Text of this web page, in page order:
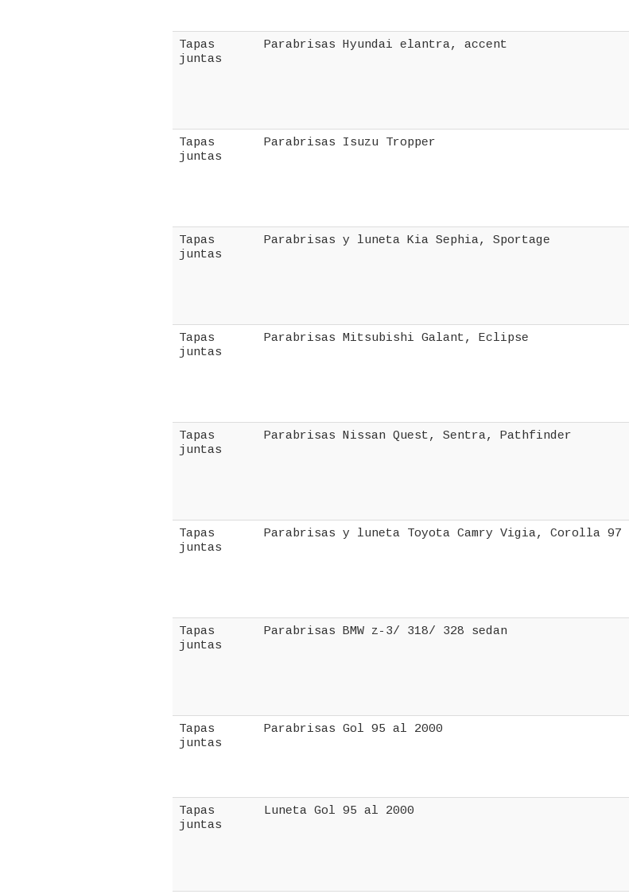
Tapas
juntas
Parabrisas Hyundai elantra, accent
Tapas
juntas
Parabrisas Isuzu Tropper
Tapas
juntas
Parabrisas y luneta Kia Sephia, Sportage
Tapas
juntas
Parabrisas Mitsubishi Galant, Eclipse
Tapas
juntas
Parabrisas Nissan Quest, Sentra, Pathfinder
Tapas
juntas
Parabrisas y luneta Toyota Camry Vigia, Corolla 97
Tapas
juntas
Parabrisas BMW z-3/ 318/ 328 sedan
Tapas
juntas
Parabrisas Gol 95 al 2000
Tapas
juntas
Luneta Gol 95 al 2000